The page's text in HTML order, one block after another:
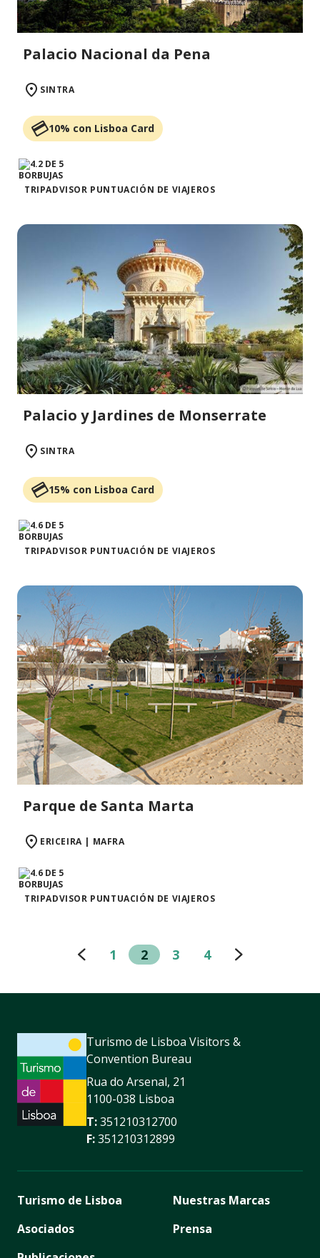
Palacio Nacional da Pena
SINTRA
10% con Lisboa Card
TRIPADVISOR PUNTUACIÓN DE VIAJEROS
Palacio y Jardines de Monserrate
SINTRA
15% con Lisboa Card
TRIPADVISOR PUNTUACIÓN DE VIAJEROS
Parque de Santa Marta
ERICEIRA | MAFRA
TRIPADVISOR PUNTUACIÓN DE VIAJEROS
1 2 3 4
Turismo de Lisboa Visitors &
Convention Bureau
Rua do Arsenal, 21
1100-038 Lisboa
T:351210312700
F:351210312899
Turismo de Lisboa
Asociados
Nuestras Marcas
Prensa